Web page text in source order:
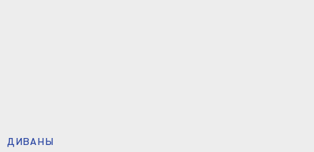
ДИВАНЫ